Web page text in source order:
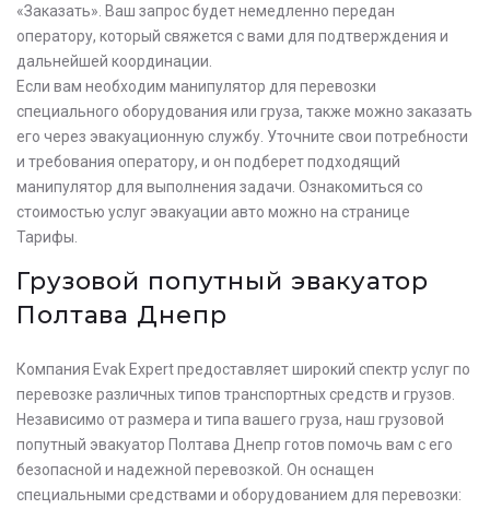
«Заказать». Ваш запрос будет немедленно передан
оператору, который свяжется с вами для подтверждения и
дальнейшей координации.
Если вам необходим манипулятор для перевозки
специального оборудования или груза, также можно заказать
его через эвакуационную службу. Уточните свои потребности
и требования оператору, и он подберет подходящий
манипулятор для выполнения задачи. Ознакомиться со
стоимостью услуг эвакуации авто можно на странице
Тарифы.
Грузовой попутный эвакуатор
Полтава Днепр
Компания Evak Expert предоставляет широкий спектр услуг по
перевозке различных типов транспортных средств и грузов.
Независимо от размера и типа вашего груза, наш грузовой
попутный эвакуатор Полтава Днепр готов помочь вам с его
безопасной и надежной перевозкой. Он оснащен
специальными средствами и оборудованием для перевозки: